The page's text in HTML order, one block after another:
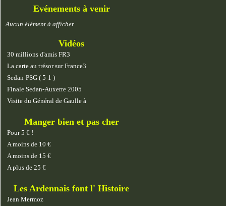
Evénements à venir
Aucun élément à afficher
Vidéos
30 millions d'amis FR3
La carte au trésor sur France3
Sedan-PSG ( 5-1 )
Finale Sedan-Auxerre 2005
Visite du Général de Gaulle à
Manger bien et pas cher
Pour 5 € !
A moins de 10 €
A moins de 15 €
A plus de 25 €
Les Ardennais font l' Histoire
Jean Mermoz